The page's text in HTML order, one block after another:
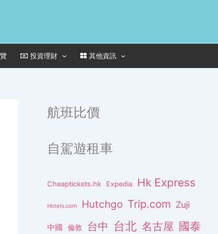
投資理財 其他資訊
航班比價
自駕遊租車
Cheaptickets.hk Expedia Hk Express
Hotels.com Hutchgo Trip.com Zuji
中國 倫敦 台中 台北 名古屋 國泰